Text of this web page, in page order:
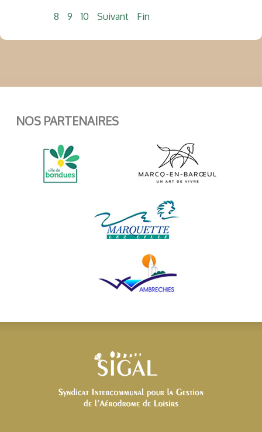
8
9 10 Suivant Fin
NOS PARTENAIRES